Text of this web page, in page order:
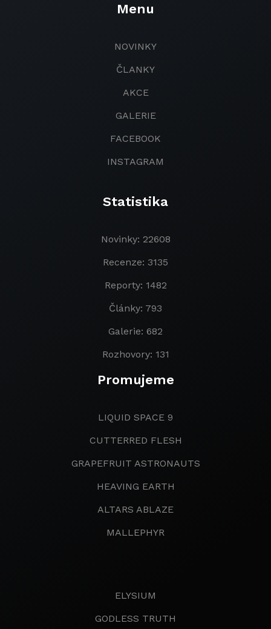
Menu
NOVINKY
ČLANKY
AKCE
GALERIE
FACEBOOK
INSTAGRAM
Statistika
Novinky: 22608
Recenze: 3135
Reporty: 1482
Články: 793
Galerie: 682
Rozhovory: 131
Promujeme
LIQUID SPACE 9
CUTTERRED FLESH
GRAPEFRUIT ASTRONAUTS
HEAVING EARTH
ALTARS ABLAZE
MALLEPHYR
ELYSIUM
GODLESS TRUTH